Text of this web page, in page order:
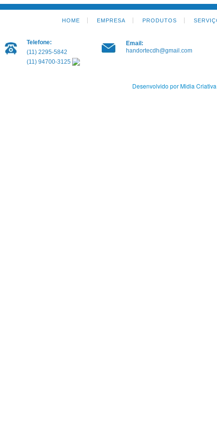
HOME EMPRESA PRODUTOS
Telefone:
(11) 2295-5842
(11) 94700-3125
Email:
handortecdh@gmail.com
Desenvolvido por Midia